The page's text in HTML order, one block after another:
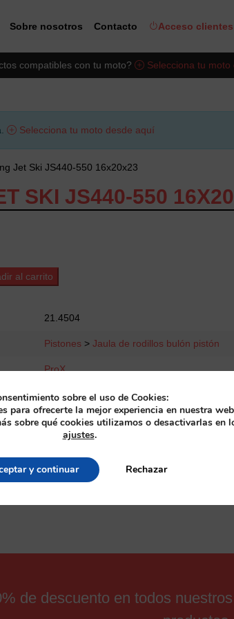
Sobre nosotros Contacto Acceso clientes
compatibles con tu moto? Selecciona tu moto
Selecciona tu moto desde aquí
Jet Ski JS440-550 16x20x23
SKI JS440-550
al carrito
21.4504
Pistones >Jaula de rodillos bulón pistón
ProX
de descuento en todos nuestros
sobre el uso de Cookies:
para ofrecerte la mejor experiencia en nuestra
sobre qué cookies utilizamos o desactivarlas en
ajustes.
y continuar Rechazar